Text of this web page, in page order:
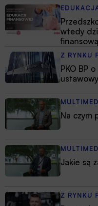
wtedy
Z RYNKU
PKO BP
Na czym
Jakie są
Z RYNKU